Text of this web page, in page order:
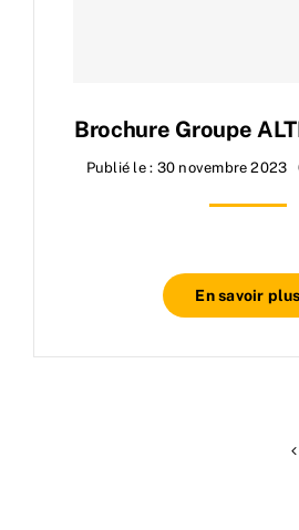
Brochure Groupe
Publié le : 30 novembre 2023
En savoir plus